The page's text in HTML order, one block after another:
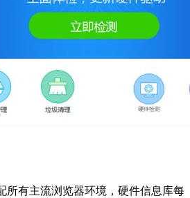
所有主流浏览器环境，硬件信息库每